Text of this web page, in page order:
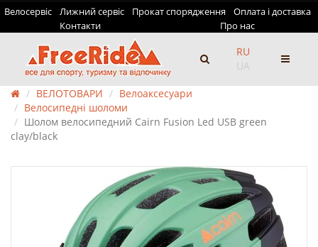
Велосервіс Лижний сервіс Прокат спорядження
Оплата і доставка
Контакти
Про нас
RU
UA
ВЕЛОТОВАРИ
Велоаксесуари
Велосипедні шоломи
Шолом велосипедний Cairn Fusion Led USB green
clay/black